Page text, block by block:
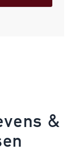
&